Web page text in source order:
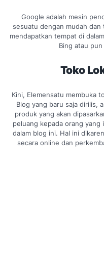
Google adalah mesin
sesuatu dengan mudah
mendapatkan tempat di
Bing atau
Toko
Kini, Elemensatu membuka
Blog yang baru saja dirilis,
produk yang akan
peluang kepada orang yang
dalam blog ini. Hal ini
secara online dan